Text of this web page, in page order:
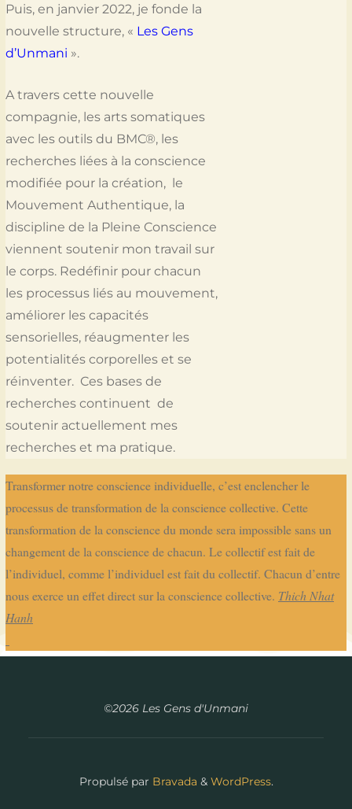
Puis, en janvier 2022, je fonde la
nouvelle structure, « Les Gens
d’Unmani ».
A travers cette nouvelle
compagnie, les arts somatiques
avec les outils du BMC®, les
recherches liées à la conscience
modifiée pour la création, le
Mouvement Authentique, la
discipline de la Pleine Conscience
viennent soutenir mon travail sur
le corps. Redéfinir pour chacun
les processus liés au mouvement,
améliorer les capacités
sensorielles, réaugmenter les
potentialités corporelles et se
réinventer. Ces bases de
recherches continuent de
soutenir actuellement mes
recherches et ma pratique.
Transformer notre conscience individuelle, c’est enclencher le
processus de transformation de la conscience collective. Cette
transformation de la conscience du monde sera impossible sans un
changement de la conscience de chacun. Le collectif est fait de
l’individuel, comme l’individuel est fait du collectif. Chacun d’entre
nous exerce un effet direct sur la conscience collective. Thich Nhat
Hanh
©2026 Les Gens d'Unmani
Propulsé par Bravada & WordPress.